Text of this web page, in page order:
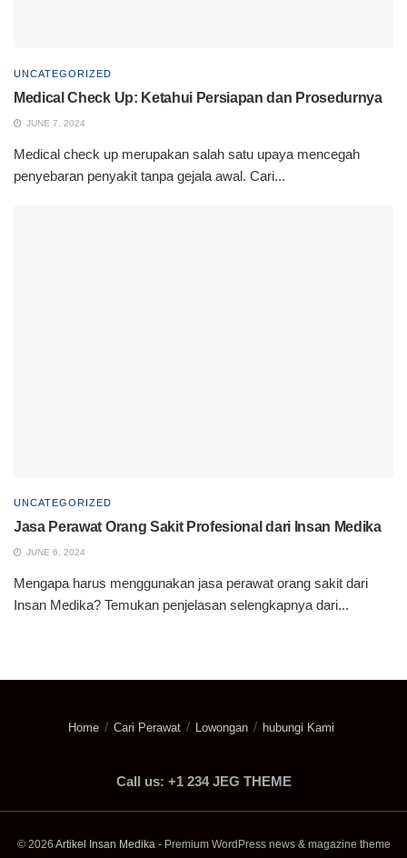
UNCATEGORIZED
Medical Check Up: Ketahui Persiapan dan Prosedurnya
JUNE 7, 2024
Medical check up merupakan salah satu upaya mencegah
penyebaran penyakit tanpa gejala awal. Cari...
UNCATEGORIZED
Jasa Perawat Orang Sakit Profesional dari Insan Medika
JUNE 6, 2024
Mengapa harus menggunakan jasa perawat orang sakit dari
Insan Medika? Temukan penjelasan selengkapnya dari...
Home Cari Perawat Lowongan hubungi Kami
Call us: +1 234 JEG THEME
© 2026 Artikel Insan Medika- Premium WordPress news & magazine theme